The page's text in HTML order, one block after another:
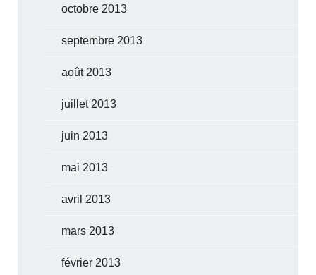
octobre 2013
septembre 2013
août 2013
juillet 2013
juin 2013
mai 2013
avril 2013
mars 2013
février 2013